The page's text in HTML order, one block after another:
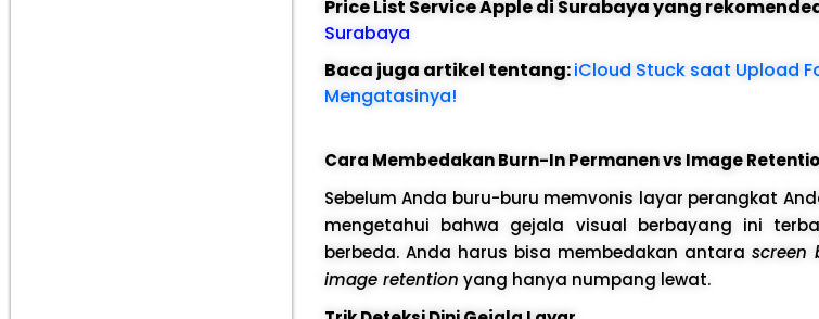
Price List Service Apple di Surabaya yang
Surabaya
Baca juga artikel tentang:iCloud Stuck saat Upload
Mengatasinya!
Cara Membedakan Burn-In Permanen vs Image
Sebelum Anda buru-buru memvonis layar perangkat
mengetahui bahwa gejala visual berbayang ini
berbeda. Anda harus bisa membedakan antara screen
image retention yang hanya numpang lewat.